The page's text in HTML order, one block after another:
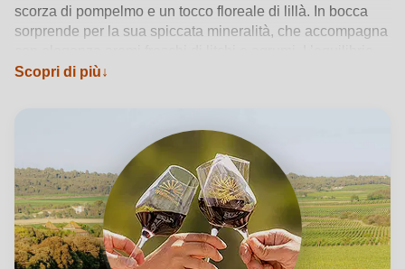
scorza di pompelmo e un tocco floreale di lillà. In bocca
sorprende per la sua spiccata mineralità, che accompagna
tra Cinsault, Grenache Blanc, Grenache Noir e Syrah dona
valorizza appieno la ricchezza e l’armonia della
Vedi dettagli del prodotto →
Scopri di più